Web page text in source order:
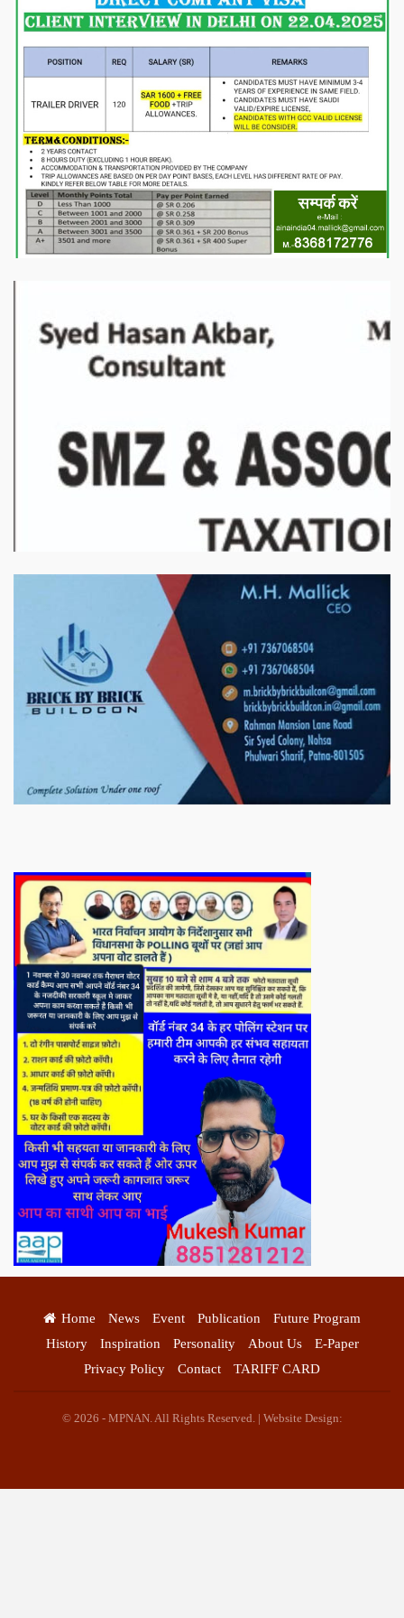
बिरादराने मिलात – अतिना वेलफ़ेयर फाउंडेशन, बेरोजगार महिलाओं के लिए बेहतर
स्वयं रोजगार के एक बेहतर अवसर प्रदान करने जा रहा है जिसके लिये महिलाओं
को प्रशिक्षित कर उन्हें स्वयं रोजगार सम्मुख बनाया जा सके। ताकि उन्हें अपनी
आजीविका के लिए अपना घर छोड़ना न पड़े। निवेदक – अतिना वेलफेयर
फाउंडेशन – बिहारशरीफ रहबर यूनिट।
Home News Event Publication
Future Program
History
Inspiration Personality About Us
E-Paper
Privacy Policy
Contact TARIFF CARD
© 2026 - MPNAN. All Rights Reserved. | Website Design: